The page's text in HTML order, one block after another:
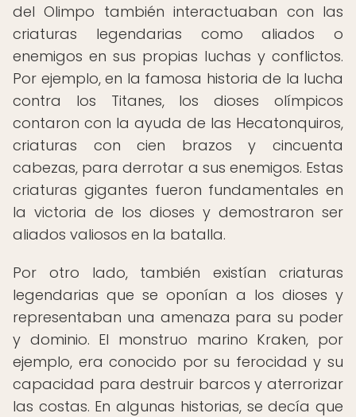
del Olimpo también interactuaban con las
criaturas legendarias como aliados o
enemigos en sus propias luchas y conflictos.
Por ejemplo, en la famosa historia de la lucha
contra los Titanes, los dioses olímpicos
contaron con la ayuda de las Hecatonquiros,
criaturas con cien brazos y cincuenta
cabezas, para derrotar a sus enemigos. Estas
criaturas gigantes fueron fundamentales en
la victoria de los dioses y demostraron ser
aliados valiosos en la batalla.
Por otro lado, también existían criaturas
legendarias que se oponían a los dioses y
representaban una amenaza para su poder
y dominio. El monstruo marino Kraken, por
ejemplo, era conocido por su ferocidad y su
capacidad para destruir barcos y aterrorizar
las costas. En algunas historias, se decía que